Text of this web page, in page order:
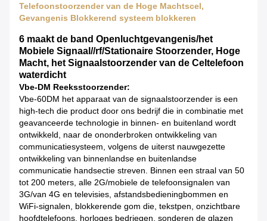
Telefoonstoorzender van de Hoge Machtscel,
Gevangenis Blokkerend systeem blokkeren
6 maakt de band Openluchtgevangenis/het
Mobiele Signaal//rf/Stationaire Stoorzender, Hoge
Macht, het Signaalstoorzender van de Celtelefoon
waterdicht
Vbe-DM Reeksstoorzender:
Vbe-60DM het apparaat van de signaalstoorzender is een
high-tech die product door ons bedrijf die in combinatie met
geavanceerde technologie in binnen- en buitenland wordt
ontwikkeld, naar de ononderbroken ontwikkeling van
communicatiesysteem, volgens de uiterst nauwgezette
ontwikkeling van binnenlandse en buitenlandse
communicatie handsectie streven. Binnen een straal van 50
tot 200 meters, alle 2G/mobiele de telefoonsignalen van
3G/van 4G en televisies, afstandsbedieningbommen en
WiFi-signalen, blokkerende gom die, tekstpen, onzichtbare
hoofdtelefoons, horloges bedriegen, sonderen de glazen